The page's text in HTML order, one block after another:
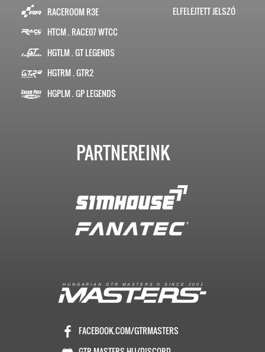
RACEROOM R3E
HTCM . RACE07 WTCC
HGTLM . GT LEGENDS
HGTRM . GTR2
HGPLM . GP LEGENDS
ELFELEJTETT JELSZÓ
PARTNEREINK
H U N G A R I A N G T R M A S T E R S © S I N C E 2 0 0 1
FACEBOOK.COM/GTRMASTERS